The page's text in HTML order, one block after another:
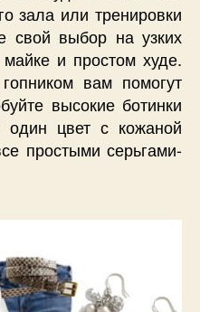
зала или тренировки
свой выбор на узких
и простом худе.
вам помогут
высокие ботинки
цвет с кожаной
простыми серьгами-